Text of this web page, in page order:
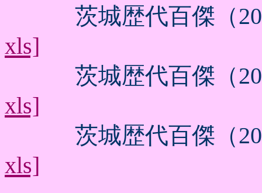
茨城歴代百傑（
xls]
茨城歴代百傑（
xls]
茨城歴代百傑（
xls]